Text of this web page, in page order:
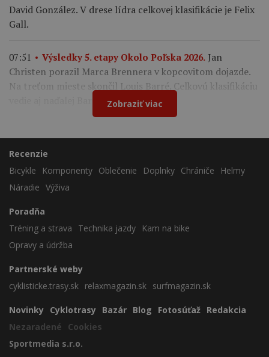
David González. V drese lídra celkovej klasifikácie je Felix
Gall.
07:51 Výsledky 5. etapy Okolo Poľska 2026. Jan
Christen porazil Marca Brennera v kopcovitom dojazde.
Na treťom mieste skončil Louis Barré. Celkovú klasifikáciu
vedie aj naďalej Bart Lemmen.
Zobraziť viac
Recenzie
Bicykle
Komponenty Oblečenie Doplnky Chrániče
Helmy
Náradie Výživa
Poradňa
Tréning a strava
Technika jazdy
Kam na bike
Opravy a údržba
Partnerské weby
cyklisticke.trasy.sk relaxmagazin.sk surfmagazin.sk
Novinky Cyklotrasy Bazár Blog Fotosúťaž Redakcia
Nezaradené
Cookies
Sportmedia s.r.o.